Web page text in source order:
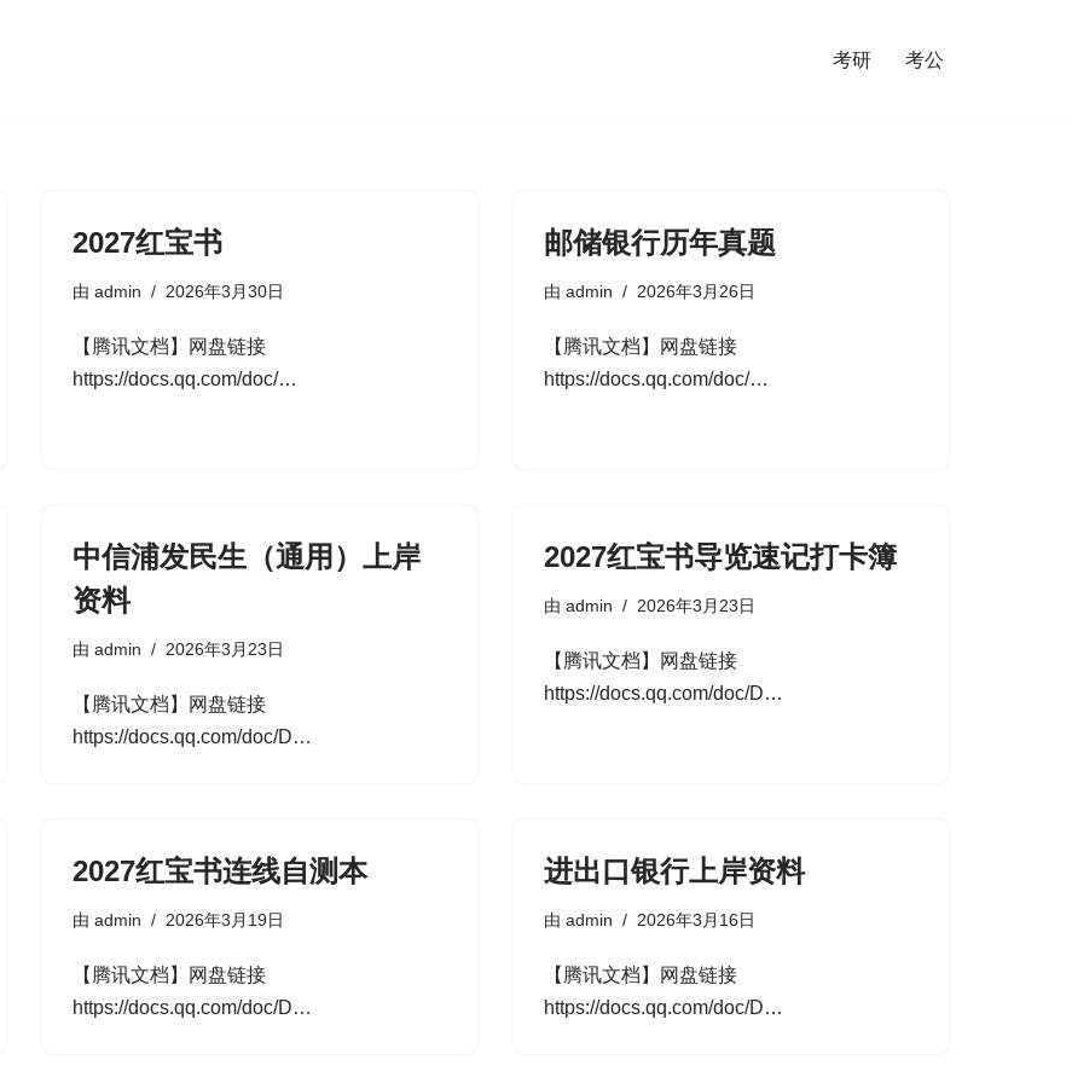
考研 考公
2027红宝书
由 admin 2026年3月30日
【腾讯文档】网盘链接
https://docs.qq.com/doc/…
邮储银行历年真题
由 admin 2026年3月26日
【腾讯文档】网盘链接
https://docs.qq.com/doc/…
中信浦发民生（通用）上岸
资料
由 admin 2026年3月23日
【腾讯文档】网盘链接
https://docs.qq.com/doc/D…
2027红宝书导览速记打卡簿
由 admin 2026年3月23日
【腾讯文档】网盘链接
https://docs.qq.com/doc/D…
2027红宝书连线自测本
由 admin 2026年3月19日
【腾讯文档】网盘链接
https://docs.qq.com/doc/D…
进出口银行上岸资料
由 admin 2026年3月16日
【腾讯文档】网盘链接
https://docs.qq.com/doc/D…